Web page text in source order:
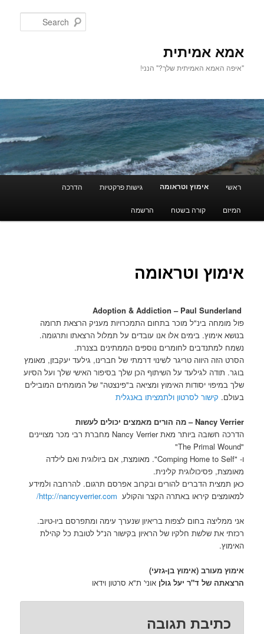
אמא אמיתית
"איפה האמא האמיתית שלך?" הנני!
Skip to primary content
Skip to secondary content
ראשי אימוץ וטראומה גישות פרקטיות הדרכה
המיזם קורה בשטח הרשמה
אימוץ וטראומה
פול מומחה בינ"ל מוכר בתחום התמכרויות מעניק הרצאת תרומה
בנושא אימוץ. בימים אלו אנו עובדים על תמלול הרצאתו ותרגומה.
נשמח למתנדבים לחומרים נוספים הממתינים בצנרת.
הסרט הזה היווה טריגר לשינוי דרמתי של חברינו, גילעד יעקבזן, מאומץ
בוגר. תודה לגילעד על השיתוף הכן שלך בסיפור האישי שלך ועל הסיוע
שלך במיפוי יסודות האימוץ ומציאה ב"פינצטה" של המומחים המובילים
בעולם.קישור לסרטון ולתמציתו באנגלית
Nancy Verrier – מה הורים מאמצים יכולים לעשות
הדרכה חשובה ביותר מאת Nancy Verrier מחברת רבי מכר מצויינים
ו- "Comping Home to Self". מאומצת, אם ביולוגית ואם לילדה
מאומצת, פסיכולוגית קלינית.
כאן תמצית הדברים להורים ובקרוב אפרסם תרגום. להרחבה ולמידע
למאומצים קיראו באתרה הקצר והקולע http://nancyverrier.com/
אני ממליצה בחום לצפות בריאיון שנערך עימה ומתפרסם ביו-טיוב.
רכזתי את שלשת חלקיו של הראיון בקישור הנ"ל לטובת כל קהילת
האימוץ.
אימוץ מעורב (אימוץ בן-גזעי)
הרצאתה של ד"ר יעל גולןאוני' ת"א סרטון וידאו
כתיבת תגובה